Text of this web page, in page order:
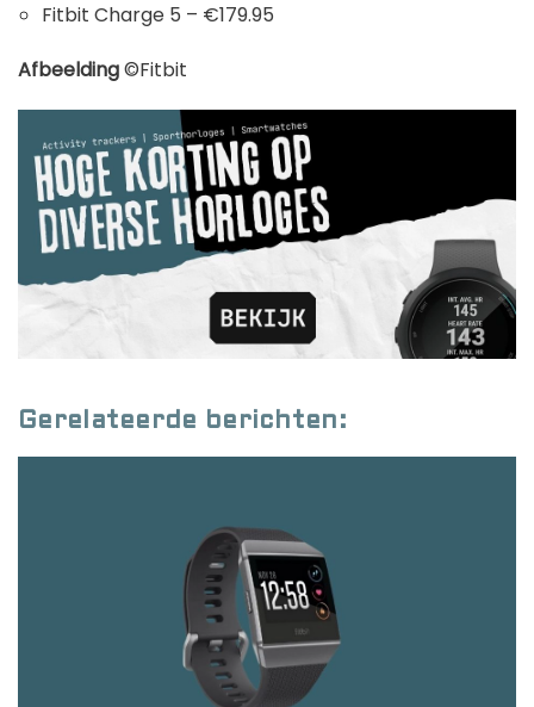
Fitbit Charge 5 – €179.95
Afbeelding©Fitbit
Gerelateerde berichten: